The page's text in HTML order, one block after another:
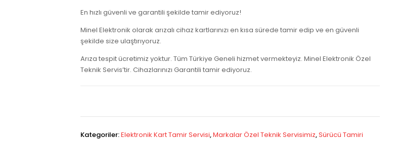
En hızlı güvenli ve garantili şekilde tamir ediyoruz!
Minel Elektronik olarak arızalı cihaz kartlarınızı en kısa sürede tamir edip ve en güvenli
şekilde size ulaştırıyoruz.
Arıza tespit ücretimiz yoktur. Tüm Türkiye Geneli hizmet vermekteyiz. Minel Elektronik Özel
Teknik Servis’tir. Cihazlarınızı Garantili tamir ediyoruz.
Kategoriler:Elektronik Kart Tamir Servisi,Markalar Özel Teknik Servisimiz,Sürücü Tamiri